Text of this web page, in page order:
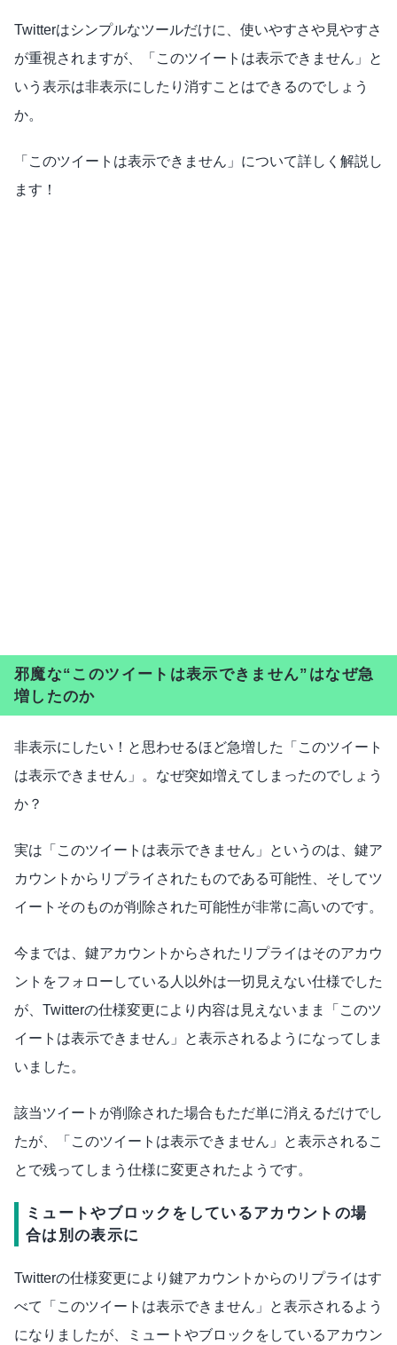
Twitterはシンプルなツールだけに、使いやすさや見やすさ
が重視されますが、「このツイートは表示できません」と
いう表示は非表示にしたり消すことはできるのでしょう
か。
「このツイートは表示できません」について詳しく解説し
ます！
邪魔な“このツイートは表示できません”はなぜ急
増したのか
非表示にしたい！と思わせるほど急増した「このツイート
は表示できません」。なぜ突如増えてしまったのでしょう
か？
実は「このツイートは表示できません」というのは、鍵ア
カウントからリプライされたものである可能性、そしてツ
イートそのものが削除された可能性が非常に高いのです。
今までは、鍵アカウントからされたリプライはそのアカウ
ントをフォローしている人以外は一切見えない仕様でした
が、Twitterの仕様変更により内容は見えないまま「このツ
イートは表示できません」と表示されるようになってしま
いました。
該当ツイートが削除された場合もただ単に消えるだけでし
たが、「このツイートは表示できません」と表示されるこ
とで残ってしまう仕様に変更されたようです。
ミュートやブロックをしているアカウントの場
合は別の表示に
Twitterの仕様変更により鍵アカウントからのリプライはす
べて「このツイートは表示できません」と表示されるよう
になりましたが、ミュートやブロックをしているアカウン